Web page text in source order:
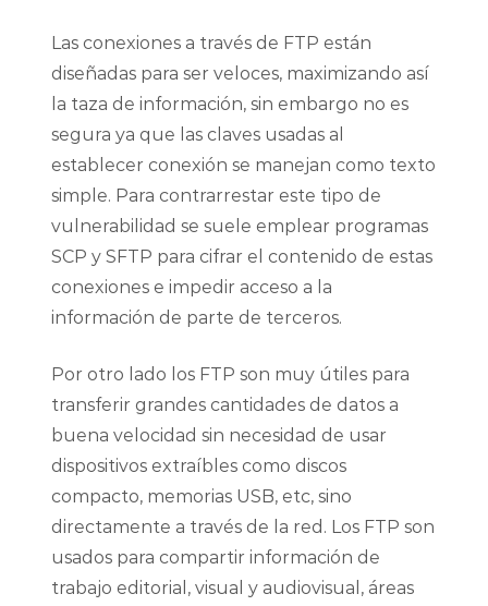
Las conexiones a través de FTP están
diseñadas para ser veloces, maximizando así
la taza de información, sin embargo no es
segura ya que las claves usadas al
establecer conexión se manejan como texto
simple. Para contrarrestar este tipo de
vulnerabilidad se suele emplear programas
SCP y SFTP para cifrar el contenido de estas
conexiones e impedir acceso a la
información de parte de terceros.
Por otro lado los FTP son muy útiles para
transferir grandes cantidades de datos a
buena velocidad sin necesidad de usar
dispositivos extraíbles como discos
compacto, memorias USB, etc, sino
directamente a través de la red. Los FTP son
usados para compartir información de
trabajo editorial, visual y audiovisual, áreas